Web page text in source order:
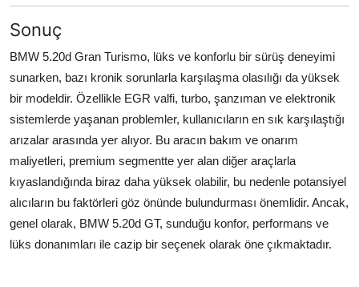
Sonuç
BMW 5.20d Gran Turismo, lüks ve konforlu bir sürüş deneyimi
sunarken, bazı kronik sorunlarla karşılaşma olasılığı da yüksek
bir modeldir. Özellikle EGR valfi, turbo, şanzıman ve elektronik
sistemlerde yaşanan problemler, kullanıcıların en sık karşılaştığı
arızalar arasında yer alıyor. Bu aracın bakım ve onarım
maliyetleri, premium segmentte yer alan diğer araçlarla
kıyaslandığında biraz daha yüksek olabilir, bu nedenle potansiyel
alıcıların bu faktörleri göz önünde bulundurması önemlidir. Ancak,
genel olarak, BMW 5.20d GT, sunduğu konfor, performans ve
lüks donanımları ile cazip bir seçenek olarak öne çıkmaktadır.